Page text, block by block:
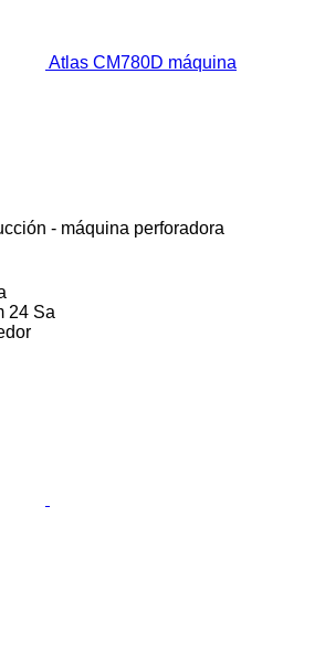
Atlas CM780D máquina
- máquina perforadora
24 Sa